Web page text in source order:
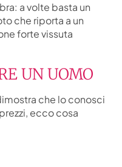
a volte basta un
che riporta a un
forte vissuta
UN UOMO
che lo conosci
ecco cosa